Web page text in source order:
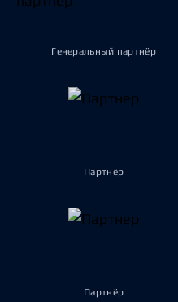
Генеральный партнёр
Партнёр
Партнёр